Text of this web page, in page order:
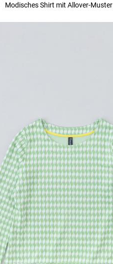
Modisches Shirt mit Allover-Muster